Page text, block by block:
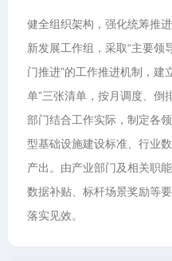
健全组织架构，强化统筹推
新发展工作组，采取“主要领
门推进”的工作推进机制，建
单”三张清单，按月调度、倒
部门结合工作实际，制定各
型基础设施建设标准、行业
产出。由产业部门及相关职
数据补贴、标杆场景奖励等
落实见效。